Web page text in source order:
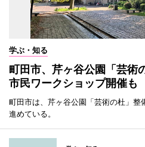
学ぶ・知る
町田市、芹ヶ谷公園「芸
市民ワークショップ開催も
町田市は、芹ヶ谷公園「芸術の杜」整
進めている。